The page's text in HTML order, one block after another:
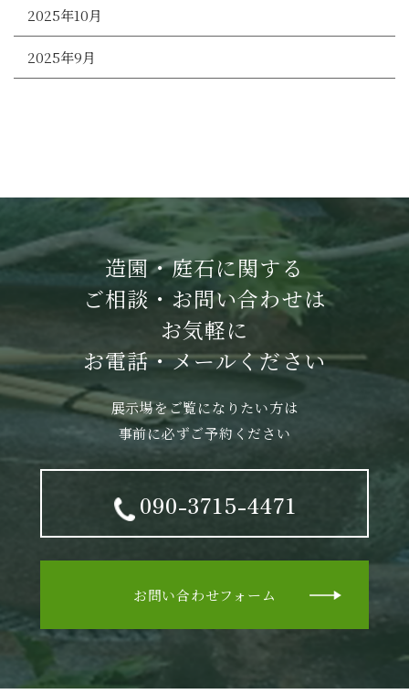
2025年10月
2025年9月
造園・庭石に関する
ご相談・お問い合わせは
お気軽に
お電話・メールください
展示場をご覧になりたい方は
事前に必ずご予約ください
090-3715-4471
お問い合わせフォーム